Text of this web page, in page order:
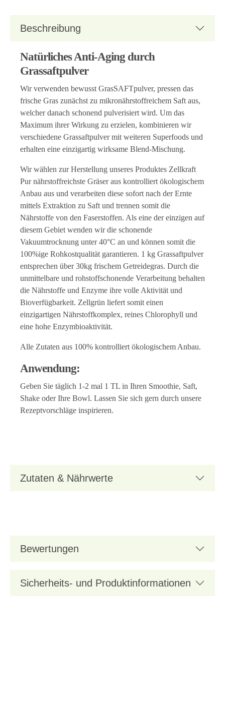
Beschreibung
Natürliches Anti-Aging durch
Grassaftpulver
Wir verwenden bewusst GrasSAFTpulver, pressen das
frische Gras zunächst zu mikronährstoffreichem Saft aus,
welcher danach schonend pulverisiert wird. Um das
Maximum ihrer Wirkung zu erzielen, kombinieren wir
verschiedene Grassaftpulver mit weiteren Superfoods und
erhalten eine einzigartig wirksame Blend-Mischung.
Wir wählen zur Herstellung unseres Produktes Zellkraft
Pur nährstoffreichste Gräser aus kontrolliert ökologischem
Anbau aus und verarbeiten diese sofort nach der Ernte
mittels Extraktion zu Saft und trennen somit die
Nährstoffe von den Faserstoffen. Als eine der einzigen auf
diesem Gebiet wenden wir die schonende
Vakuumtrocknung unter 40°C an und können somit die
100%ige Rohkostqualität garantieren. 1 kg Grassaftpulver
entsprechen über 30kg frischem Getreidegras. Durch die
unmittelbare und rohstoffschonende Verarbeitung behalten
die Nährstoffe und Enzyme ihre volle Aktivität und
Bioverfügbarkeit. Zellgrün liefert somit einen
einzigartigen Nährstoffkomplex, reines Chlorophyll und
eine hohe Enzymbioaktivität.
Alle Zutaten aus 100% kontrolliert ökologischem Anbau.
Anwendung:
Geben Sie täglich 1-2 mal 1 TL in Ihren Smoothie, Saft,
Shake oder Ihre Bowl. Lassen Sie sich gern durch unsere
Rezeptvorschläge inspirieren.
Zutaten & Nährwerte
Bewertungen
Sicherheits- und Produktinformationen